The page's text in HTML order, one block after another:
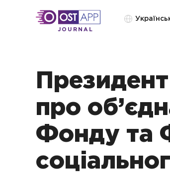
JOURNAL
про
Фонду та